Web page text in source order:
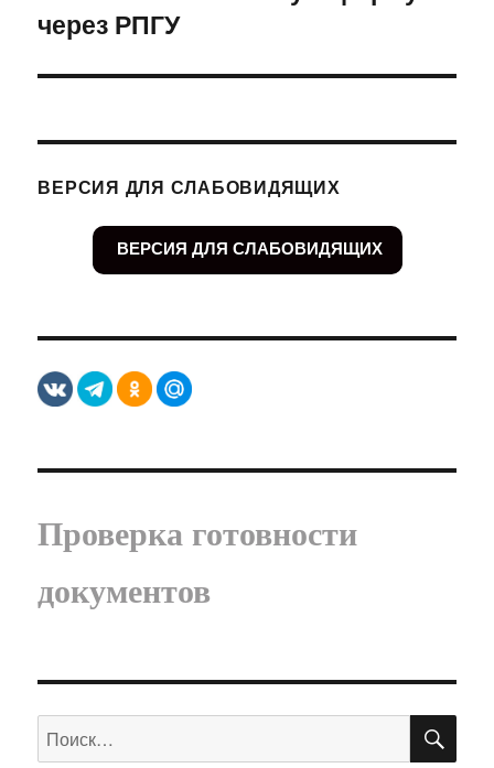
запись:
через РПГУ
ВЕРСИЯ ДЛЯ СЛАБОВИДЯЩИХ
ВЕРСИЯ ДЛЯ СЛАБОВИДЯЩИХ
Проверка готовности
документов
Искать: